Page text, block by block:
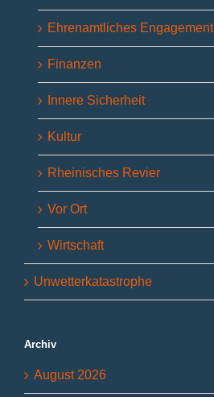
Ehrenamtliches Engagement
Finanzen
Innere Sicherheit
Kultur
Rheinisches Revier
Vor Ort
Wirtschaft
Unwetterkatastrophe
Archiv
August 2026